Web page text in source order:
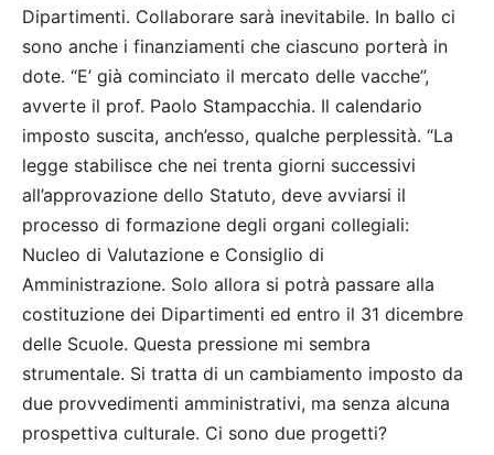
Dipartimenti. Collaborare sarà inevitabile. In ballo ci
sono anche i finanziamenti che ciascuno porterà in
dote. “E’ già cominciato il mercato delle vacche”,
avverte il prof. Paolo Stampacchia. Il calendario
imposto suscita, anch’esso, qualche perplessità. “La
legge stabilisce che nei trenta giorni successivi
all’approvazione dello Statuto, deve avviarsi il
processo di formazione degli organi collegiali:
Nucleo di Valutazione e Consiglio di
Amministrazione. Solo allora si potrà passare alla
costituzione dei Dipartimenti ed entro il 31 dicembre
delle Scuole. Questa pressione mi sembra
strumentale. Si tratta di un cambiamento imposto da
due provvedimenti amministrativi, ma senza alcuna
prospettiva culturale. Ci sono due progetti?